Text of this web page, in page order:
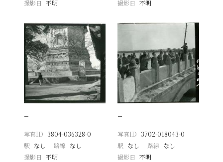
撮影日
不明
撮影日 不明
−
写真ID 3804-036328-0
駅 なし 路線 なし
撮影日
不明
−
写真ID 3702-018043-0
駅 なし 路線 なし
撮影日 不明